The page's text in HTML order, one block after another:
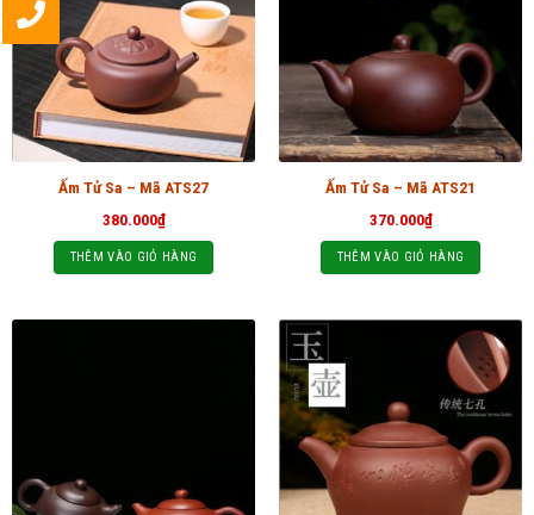
Ấm Tử Sa – Mã ATS27
380.000₫
THÊM VÀO GIỎ HÀNG
Ấm Tử Sa – Mã ATS21
370.000₫
THÊM VÀO GIỎ HÀNG